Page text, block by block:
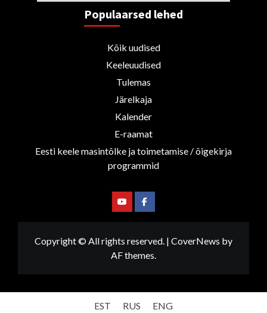
Populaarsed lehed
Kõik uudised
Keeleuudised
Tulemas
Järelkaja
Kalender
E-raamat
Eesti keele masintõlke ja toimetamise / õigekirja
programmid
YoutubeFacebook
Copyright © All rights reserved. | CoverNews by
AF themes.
EST RUS ENG